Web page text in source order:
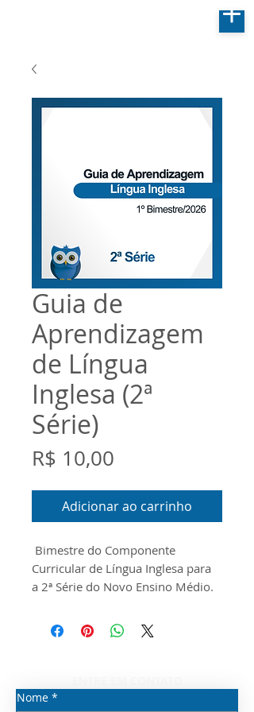
Guia de
Aprendizagem
de Língua
Inglesa (2ª
Série)
R$ 10,00
Adicionar ao carrinho
Bimestre do Componente
Curricular de Língua Inglesa para
a 2ª Série do Novo Ensino Médio.
produzido conforme Guia do
Currículo Priorizado, o Escopo e o
Nome *